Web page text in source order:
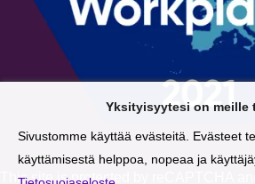
This site is protected by reCAPTCHA
Yksityisyytesi on meille
Sivustomme käyttää evästeitä. Evästeet
käyttämisestä helppoa, nopeaa ja